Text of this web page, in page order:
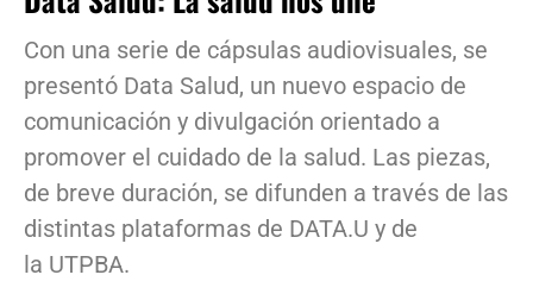
Con una serie de cápsulas audiovisuales, se
presentó Data Salud, un nuevo espacio de
comunicación y divulgación orientado a
promover el cuidado de la salud. Las piezas,
de breve duración, se difunden a través de las
distintas plataformas de DATA.U y de
la UTPBA.